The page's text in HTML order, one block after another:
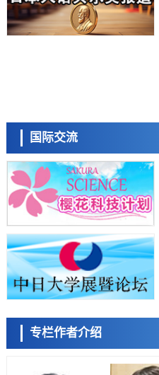
高精度解读
经济・社会
【AI法上篇】如何对“将人生交给
庆应义塾大学阐明脑内“游击手”小
制，有望用于开发阿尔茨海默病等
劣化抑制机制，为提升轮胎安全性
科学研究
近畿大学等发现植物染料“日本茜”
成为新型功能性材料
科学研究
群马大学开发针对难治性癫痫的新
子抑制发作
科学研究
九州大学揭示夜间眼压升高机制：
科学研究
东京都产技研采用新手法开发出可
证电容器可在汽车发动机等高温环境
经济・社会
日本生成式AI使用者占比一年内翻
政策
日本修订首都直下型地震紧急对策
化火灾防控
国际交流
专栏作者介绍
流员
小岩井忠道
陈小牧 李